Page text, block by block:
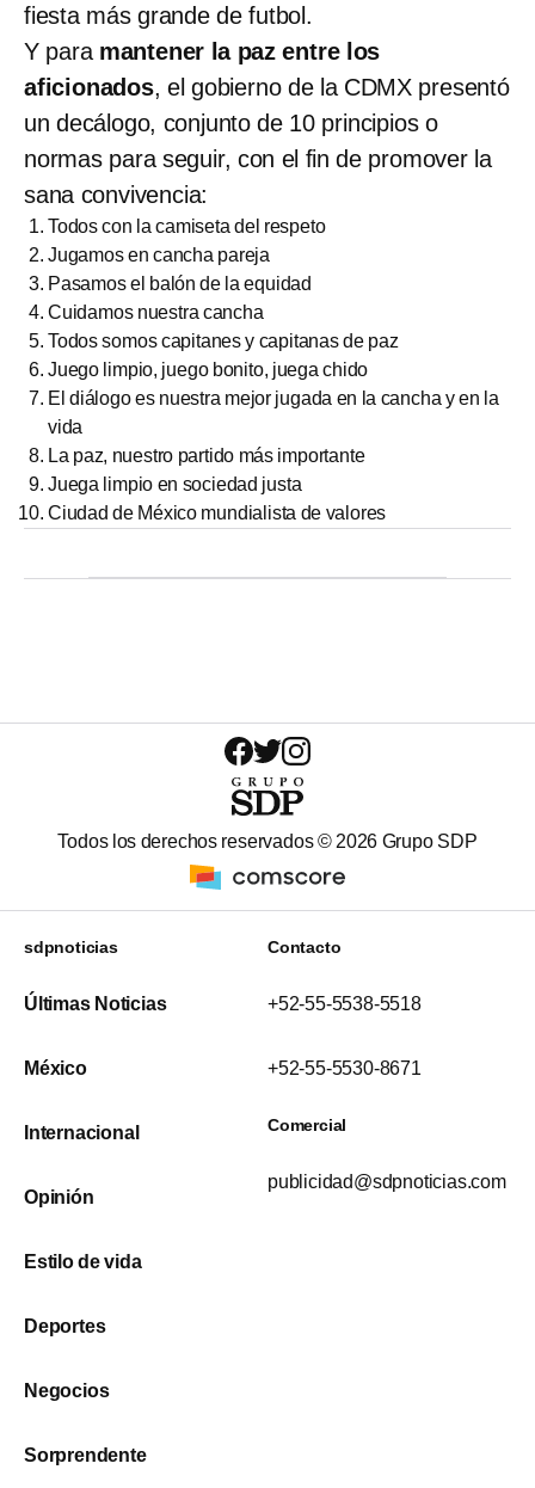
fiesta más grande de futbol.
Y para mantener la paz entre los
aficionados, el gobierno de la CDMX presentó
un decálogo, conjunto de 10 principios o
normas para seguir, con el fin de promover la
sana convivencia:
Todos con la camiseta del respeto
Jugamos en cancha pareja
Pasamos el balón de la equidad
Cuidamos nuestra cancha
Todos somos capitanes y capitanas de paz
Juego limpio, juego bonito, juega chido
El diálogo es nuestra mejor jugada en la cancha y en la
vida
La paz, nuestro partido más importante
Juega limpio en sociedad justa
Ciudad de México mundialista de valores
Todos los derechos reservados © 2026 Grupo SDP
sdpnoticias
Últimas Noticias
México
Internacional
Opinión
Estilo de vida
Deportes
Negocios
Sorprendente
Contacto
+52-55-5538-5518
+52-55-5530-8671
Comercial
publicidad@sdpnoticias.com